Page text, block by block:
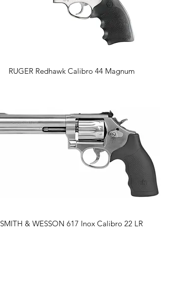
Vista rapida
RUGER Redhawk Calibro 44 Magnum
Vista rapida
SMITH & WESSON 617 Inox Calibro 22 LR